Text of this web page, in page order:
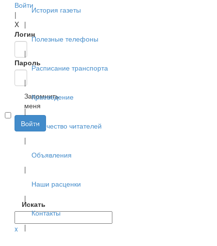
Войти
|
X
Логин
Пароль
Запомнить
меня
Войти
Искать
x
История газеты
|
Полезные телефоны
|
Расписание транспорта
|
Краеведение
|
Творчество читателей
|
Объявления
|
Наши расценки
|
Контакты
|